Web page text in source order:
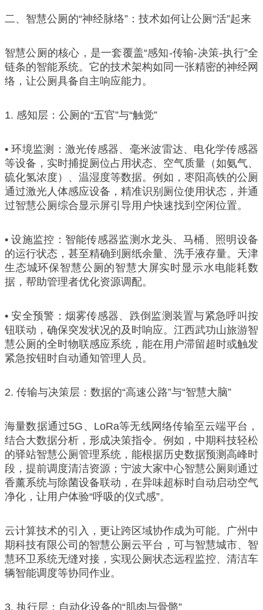
二、智慧公厕的“神经脉络”：技术如何让公厕“活”起来
智慧公厕的核心，是一套覆盖“感知-传输-决策-执行”全
链条的智能系统。它的技术架构如同一张精密的神经网
络，让公厕具备自主响应能力。
1. 感知层：公厕的“五官”与“触觉”
• 环境监测：激光传感器、毫米波雷达、电化学传感器
等设备，实时捕捉厕位占用状态、空气质量（如氨气、
硫化氢浓度）、温湿度等数据。例如，枣阳高铁的公厕
通过激光人体感应设备，精准识别厕位使用状态，并通
过智慧公厕综合显示屏引导用户快速找到空闲位置。
• 设施监控：智能传感器监测水龙头、马桶、照明设备
的运行状态，甚至精确到厕纸余量、洗手液存量。天津
生态城环保智慧公厕的智慧大屏实时显示水电能耗数
据，帮助管理者优化资源调配。
• 安全预警：烟雾传感器、跌倒监测装置与紧急呼叫按
钮联动，确保突发状况的及时响应。江西武功山旅游智
慧公厕的全时物联感应系统，能在用户滞留超时或触发
紧急按钮时自动通知管理人员。
2. 传输与决策层：数据的“高速公路”与“智慧大脑”
海量数据通过5G、LoRa等无线网络传输至云端平台，
结合大数据分析，形成决策指令。例如，中期科技轻松
的驿站智慧公厕管理系统，能根据历史数据预测高峰时
段，提前调度清洁资源；宁波大家中心智慧公厕则通过
香薰系统与除菌设备联动，在异味超标时自动启动空气
净化，让用户体验“呼吸的仪式感”。
云计算技术的引入，更让跨区域协作成为可能。广州中
期科技有限公司的智慧公厕云平台，可与智慧城市、智
慧环卫系统无缝对接，实现公厕状态远程监控、清洁车
辆智能调度等协同作业。
3. 执行层：自动化设备的“肌肉与骨骼”